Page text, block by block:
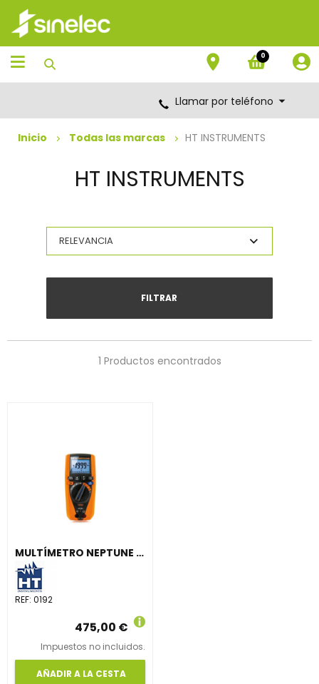
Saltar
contenido
Saltar
menú
de
navegación
0
Llamar por teléfono
Inicio Todas las marcas HT INSTRUMENTS
HT INSTRUMENTS
FILTRAR
1 Productos encontrados
MULTÍMETRO NEPTUNE MULTIFUNCIÓN CON AISLAMIENTO HASTA 1000V
REF: 0192
475,00 €
Impuestos no incluidos.
AÑADIR A LA CESTA